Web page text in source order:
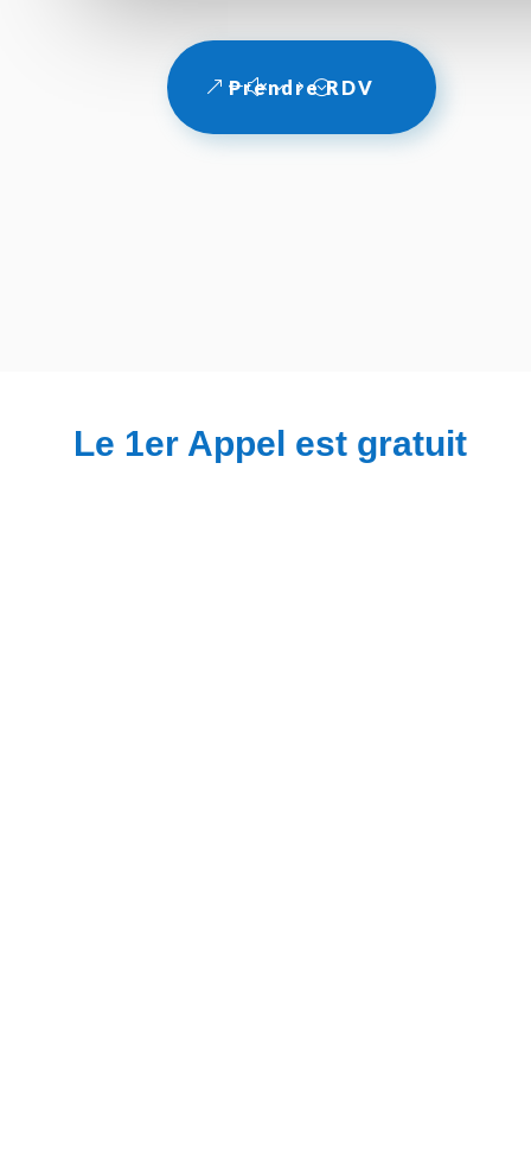
Prendre RDV
Le 1er Appel est gratuit